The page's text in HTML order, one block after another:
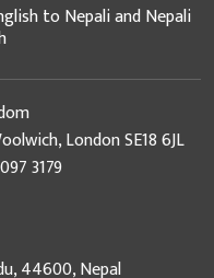
to Nepali and Nepali
London SE18 6JL
3179
44600, Nepal